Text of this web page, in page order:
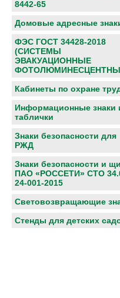
8442-65
Домовые адресные
ФЭС ГОСТ 34428-2018
(СИСТЕМЫ
ЭВАКУАЦИОННЫЕ
Кабинеты по охране
Информационные знаки
таблички
Знаки безопасности для
РЖД
Знаки безопасности и
ПАО «РОССЕТИ» СТО
24-001-2015
Световозвращающие
Cтенды для детских